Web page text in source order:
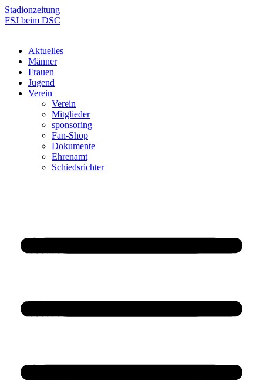
Zum
Inhalt
Stadionzeitung
FSJ beim DSC
Aktuelles
Männer
Frauen
Jugend
Verein
Verein
Mitglieder
sponsoring
Fan-Shop
Dokumente
Ehrenamt
Schiedsrichter